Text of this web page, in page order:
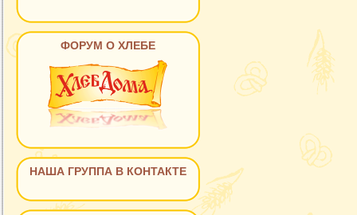
ФОРУМ О ХЛЕБЕ
НАША ГРУППА В КОНТАКТЕ